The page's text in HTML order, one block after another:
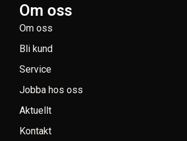
Om oss
Om oss
Bli kund
Service
Jobba hos oss
Aktuellt
Kontakt